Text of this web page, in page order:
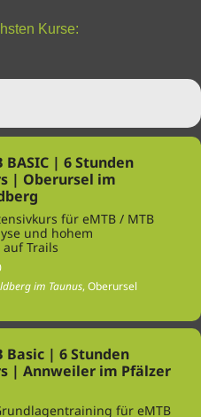
Kurse:
BASIC | 6 Stunden
| Oberursel im
für eMTB / MTB
und hohem
Trails
im Taunus, Oberursel
Basic | 6 Stunden
| Annweiler im Pfälzer
für eMTB